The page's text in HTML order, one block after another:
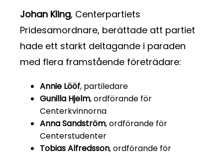
Johan Kling, Centerpartiets
Pridesamordnare, berättade att partiet
hade ett starkt deltagande i paraden
med flera framstående företrädare:
Annie Lööf, partiledare
Gunilla Hjelm, ordförande för
Centerkvinnorna
Anna Sandström, ordförande för
Centerstudenter
Tobias Alfredsson, ordförande för